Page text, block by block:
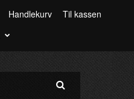
Handlekurv
Til kassen